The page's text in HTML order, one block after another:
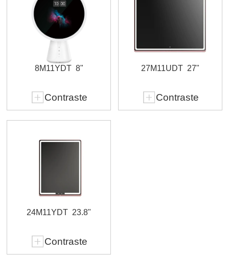
8M11YDT 8"
Contraste
27M11UDT 27"
Contraste
24M11YDT 23.8"
Contraste